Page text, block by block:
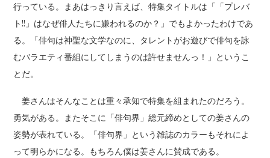
行っている。まあはっきり言えば、特集タイトルは「「プレバ
ト!!」はなぜ俳人たちに嫌われるのか？」でもよかったわけであ
る。「俳句は神聖な文学なのに、タレントがお遊びで俳句を詠
むバラエティ番組にしてしまうのは許せませんっ！」というこ
とだ。
姜さんはそんなことは重々承知で特集を組まれたのだろう。
勇気がある。またそこに「俳句界」総元締めとしての姜さんの
姿勢が表れている。「俳句界」という雑誌のカラーもそれによ
って明らかになる。もちろん僕は姜さんに賛成である。